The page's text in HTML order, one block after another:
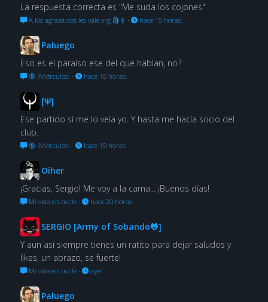
La respuesta correcta es "Me suda los cojones"
A los agnosticos les vale vrg 🗿🍷 · hace 15 horas
Paluego
Eso es el paraíso ese del que hablan, no?
🔞 ¡Miérculos! · hace 16 horas
[Ψ]
Ese partido sí me lo veía yo. Y hasta me hacía socio del
club.
🔞 ¡Miérculos! · hace 19 horas
Oiher
¡Gracias, Sergio! Me voy a la cama... ¡Buenos días!
Mi vida en bucle· hace 20 horas
SERGIO [Army of Sobando🐸]
Y aun así siempre tienes un ratito para dejar saludos y
likes, un abrazo, se fuerte!
Mi vida en bucle· ayer
Paluego